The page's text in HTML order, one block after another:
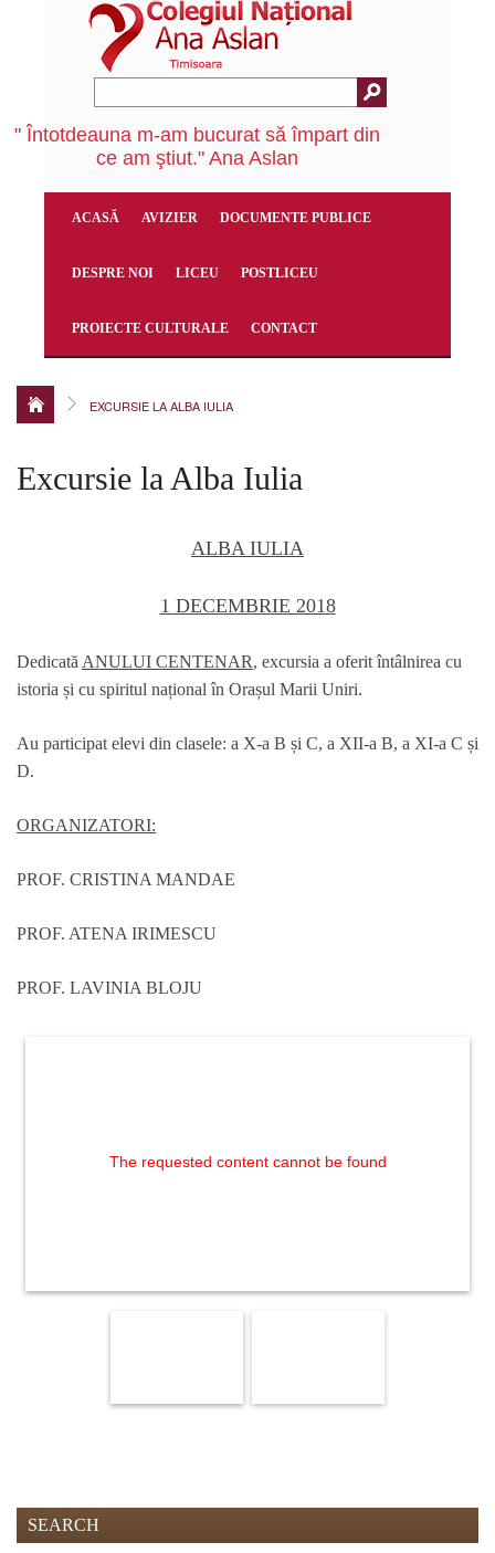
" Întotdeauna m-am bucurat să împart din
ce am ştiut." Ana Aslan
ACASĂ AVIZIER DOCUMENTE PUBLICE
DESPRE NOI LICEU POSTLICEU
PROIECTE CULTURALE CONTACT
EXCURSIE LA ALBA IULIA
Excursie la Alba Iulia
ALBA IULIA
1 DECEMBRIE 2018
Dedicată ANULUI CENTENAR, excursia a oferit întâlnirea cu
istoria și cu spiritul național în Orașul Marii Uniri.
Au participat elevi din clasele: a X-a B și C, a XII-a B, a XI-a C și
D.
ORGANIZATORI:
PROF. CRISTINA MANDAE
PROF. ATENA IRIMESCU
PROF. LAVINIA BLOJU
The requested content cannot be found
SEARCH